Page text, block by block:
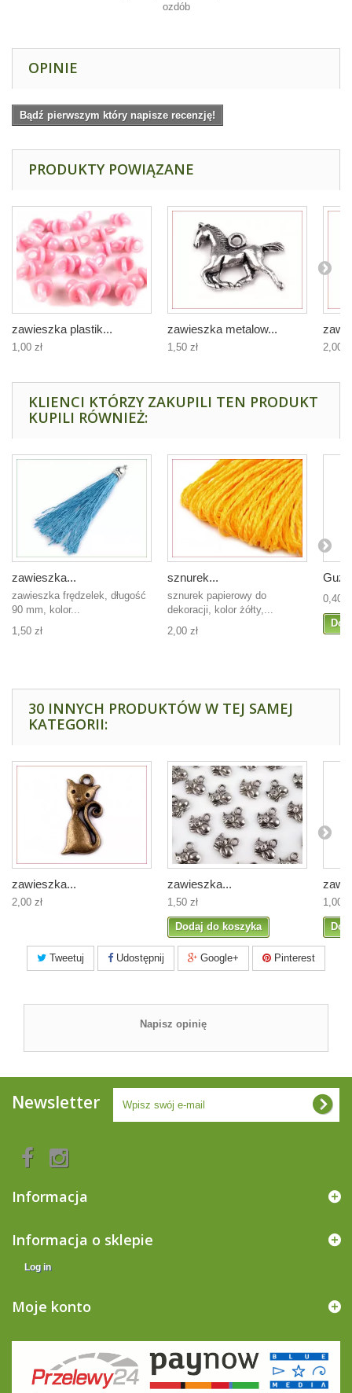
ozdób
OPINIE
Bądź pierwszym który napisze recenzję!
PRODUKTY POWIĄZANE
zawieszka plastik...
1,00 zł
zawieszka metalow...
1,50 zł 2,00
KLIENCI KTÓRZY ZAKUPILI TEN PRODUKT
KUPILI RÓWNIEŻ:
zawieszka...
zawieszka frędzelek, długość
90 mm, kolor...
1,50 zł
sznurek...
sznurek papierowy do
dekoracji, kolor żółty,...
2,00 zł
0,40
30 INNYCH PRODUKTÓW W TEJ SAMEJ
KATEGORII:
zawieszka...
2,00 zł
zawieszka...
1,50 zł
Dodaj do koszyka
1,00
Tweetuj Udostępnij Google+ Pinterest
Napisz opinię
Newsletter
Informacja
Informacja o sklepie
Log in
Moje konto